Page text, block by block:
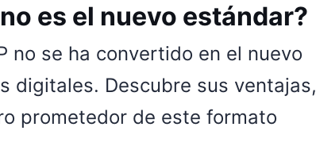
es el nuevo estándar?
no se ha convertido en el nuevo
digitales. Descubre sus ventajas,
prometedor de este formato